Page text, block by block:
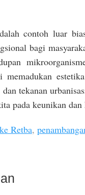
contoh luar
bagi
memadukan
tekanan
pada keunikan
Retba,